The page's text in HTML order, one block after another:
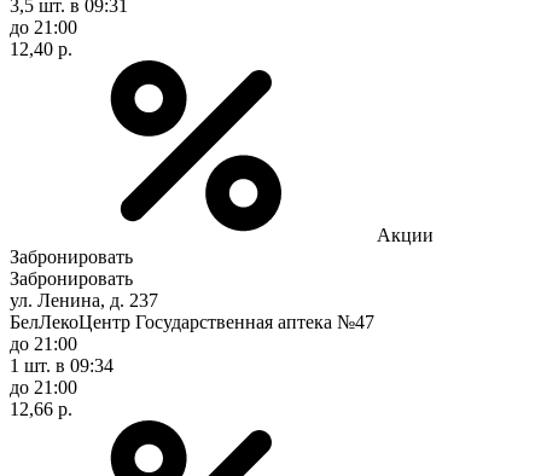
3,5 шт. в 09:31
до 21:00
12,40 р.
Акции
Забронировать
Забронировать
ул. Ленина, д. 237
БелЛекоЦентр Государственная аптека №47
до 21:00
1 шт. в 09:34
до 21:00
12,66 р.